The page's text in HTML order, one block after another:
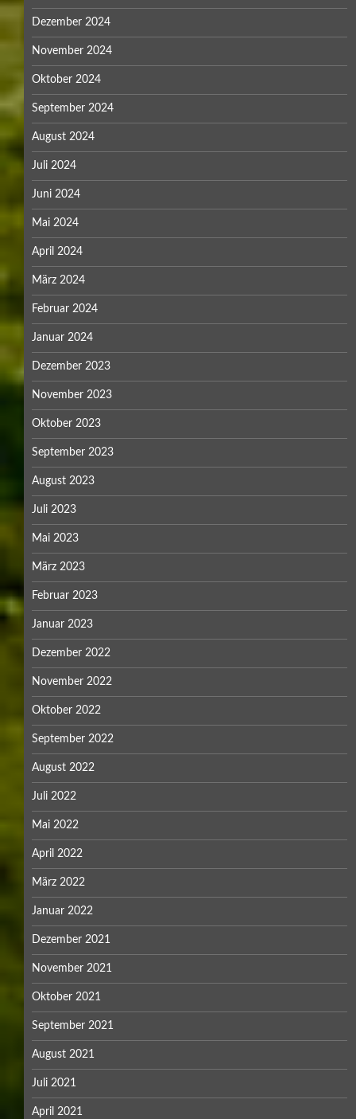
Dezember 2024
November 2024
Oktober 2024
September 2024
August 2024
Juli 2024
Juni 2024
Mai 2024
April 2024
März 2024
Februar 2024
Januar 2024
Dezember 2023
November 2023
Oktober 2023
September 2023
August 2023
Juli 2023
Mai 2023
März 2023
Februar 2023
Januar 2023
Dezember 2022
November 2022
Oktober 2022
September 2022
August 2022
Juli 2022
Mai 2022
April 2022
März 2022
Januar 2022
Dezember 2021
November 2021
Oktober 2021
September 2021
August 2021
Juli 2021
April 2021